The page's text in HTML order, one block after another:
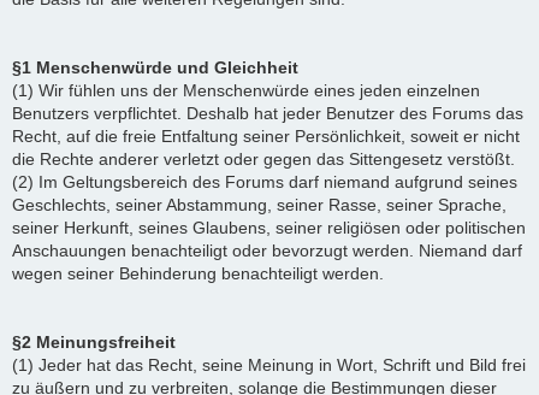
§1 Menschenwürde und Gleichheit
(1) Wir fühlen uns der Menschenwürde eines jeden einzelnen
Benutzers verpflichtet. Deshalb hat jeder Benutzer des Forums das
Recht, auf die freie Entfaltung seiner Persönlichkeit, soweit er nicht
die Rechte anderer verletzt oder gegen das Sittengesetz verstößt.
(2) Im Geltungsbereich des Forums darf niemand aufgrund seines
Geschlechts, seiner Abstammung, seiner Rasse, seiner Sprache,
seiner Herkunft, seines Glaubens, seiner religiösen oder politischen
Anschauungen benachteiligt oder bevorzugt werden. Niemand darf
wegen seiner Behinderung benachteiligt werden.
§2 Meinungsfreiheit
(1) Jeder hat das Recht, seine Meinung in Wort, Schrift und Bild frei
zu äußern und zu verbreiten, solange die Bestimmungen dieser